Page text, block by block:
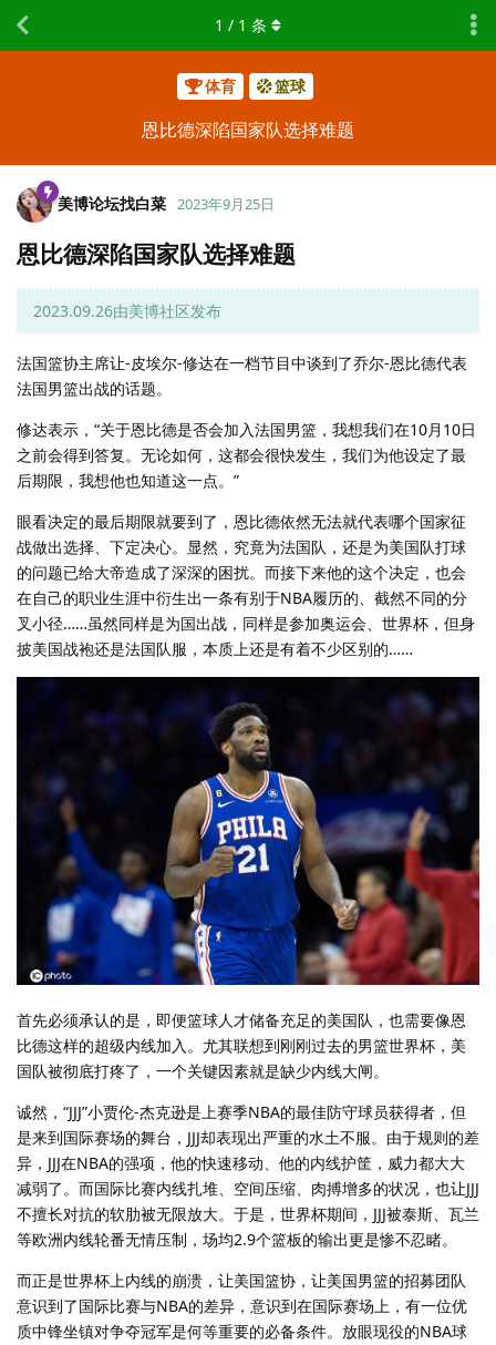
体育 篮球
恩比德深陷国家队选择难题
1 / 1 条
美博论坛找白菜 2023年9月25日
恩比德深陷国家队选择难题
2023.09.26由美博社区发布
法国篮协主席让-皮埃尔-修达在一档节目中谈到了乔尔-恩比德代表
法国男篮出战的话题。
修达表示，“关于恩比德是否会加入法国男篮，我想我们在10月10日
之前会得到答复。无论如何，这都会很快发生，我们为他设定了最
后期限，我想他也知道这一点。”
眼看决定的最后期限就要到了，恩比德依然无法就代表哪个国家征
战做出选择、下定决心。显然，究竟为法国队，还是为美国队打球
的问题已给大帝造成了深深的困扰。而接下来他的这个决定，也会
在自己的职业生涯中衍生出一条有别于NBA履历的、截然不同的分
叉小径……虽然同样是为国出战，同样是参加奥运会、世界杯，但身
披美国战袍还是法国队服，本质上还是有着不少区别的……
首先必须承认的是，即便篮球人才储备充足的美国队，也需要像恩
比德这样的超级内线加入。尤其联想到刚刚过去的男篮世界杯，美
国队被彻底打疼了，一个关键因素就是缺少内线大闸。
诚然，“JJJ”小贾伦-杰克逊是上赛季NBA的最佳防守球员获得者，但
是来到国际赛场的舞台，JJJ却表现出严重的水土不服。由于规则的差
异，JJJ在NBA的强项，他的快速移动、他的内线护筐，威力都大大
减弱了。而国际比赛内线扎堆、空间压缩、肉搏增多的状况，也让JJJ
不擅长对抗的软肋被无限放大。于是，世界杯期间，JJJ被泰斯、瓦兰
等欧洲内线轮番无情压制，场均2.9个篮板的输出更是惨不忍睹。
而正是世界杯上内线的崩溃，让美国篮协，让美国男篮的招募团队
意识到了国际比赛与NBA的差异，意识到在国际赛场上，有一位优
质中锋坐镇对争夺冠军是何等重要的必备条件。放眼现役的NBA球